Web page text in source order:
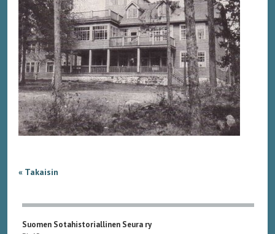
« Takaisin
Suomen Sotahistoriallinen Seura ry